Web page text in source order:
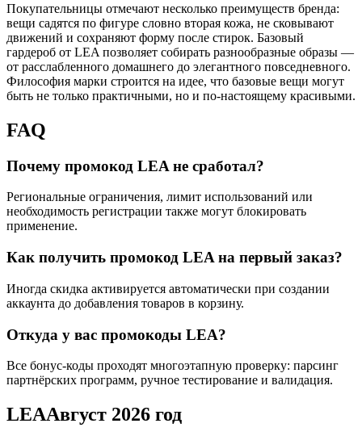
Покупательницы отмечают несколько преимуществ бренда:
вещи садятся по фигуре словно вторая кожа, не сковывают
движений и сохраняют форму после стирок. Базовый
гардероб от LEA позволяет собирать разнообразные образы —
от расслабленного домашнего до элегантного повседневного.
Философия марки строится на идее, что базовые вещи могут
быть не только практичными, но и по-настоящему красивыми.
FAQ
Почему промокод LEA не сработал?
Региональные ограничения, лимит использований или
необходимость регистрации также могут блокировать
применение.
Как получить промокод LEA на первый заказ?
Иногда скидка активируется автоматически при создании
аккаунта до добавления товаров в корзину.
Откуда у вас промокоды LEA?
Все бонус-коды проходят многоэтапную проверку: парсинг
партнёрских программ, ручное тестирование и валидация.
LEAАвгуст 2026 год